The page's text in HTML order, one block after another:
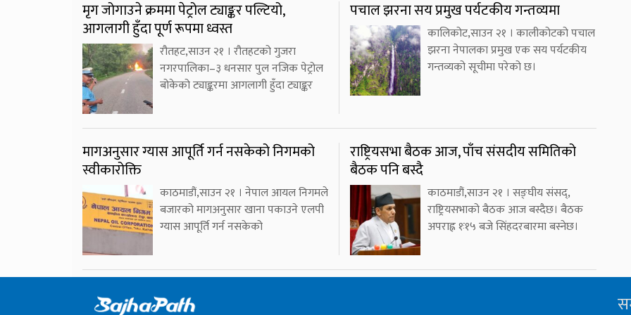
मृग जोगाउने क्रममा पेट्रोल ट्याङ्कर पल्टियो,
आगलागी हुँदा पूर्ण रूपमा ध्वस्त
रौतहट,साउन २१ । रौतहटको गुजरा
नगरपालिका–३ धनसार पुल नजिक पेट्रोल
बोकेको ट्याङ्करमा आगलागी हुँदा ट्याङ्कर
पचाल झरना सय प्रमुख पर्यटकीय गन्तव्यमा
कालिकोट,साउन २१ । कालीकोटको पचाल
झरना नेपालका प्रमुख एक सय पर्यटकीय
गन्तव्यको सूचीमा परेको छ।
मागअनुसार ग्यास आपूर्ति गर्न नसकेको निगमको
स्वीकारोक्ति
काठमाडौं,साउन २१ । नेपाल आयल निगमले
बजारको मागअनुसार खाना पकाउने एलपी
ग्यास आपूर्ति गर्न नसकेको
राष्ट्रियसभा बैठक आज, पाँच संसदीय समितिको
बैठक पनि बस्दै
काठमाडौं,साउन २१ । सङ्घीय संसद्,
राष्ट्रियसभाको बैठक आज बस्दैछ। बैठक
अपराह्न १ः१५ बजे सिंहदरबारमा बस्नेछ।